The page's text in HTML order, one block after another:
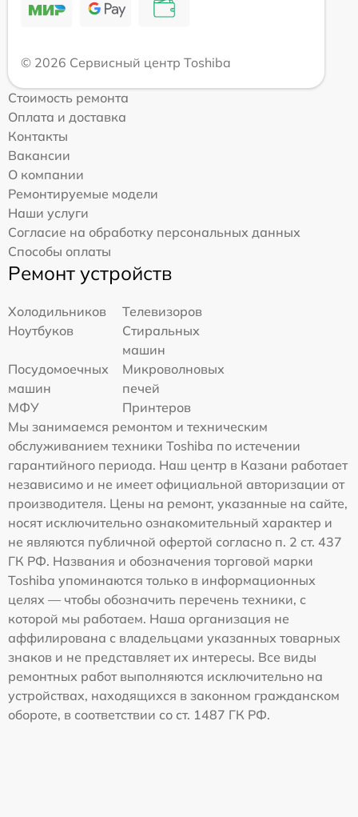
© 2026 Сервисный центр Toshiba
Стоимость ремонта
Оплата и доставка
Контакты
Вакансии
О компании
Ремонтируемые модели
Наши услуги
Согласие на обработку персональных данных
Способы оплаты
Ремонт устройств
Холодильников
Телевизоров
Ноутбуков
Стиральных
машин
Посудомоечных
машин
Микроволновых
печей
МФУ
Принтеров
Мы занимаемся ремонтом и техническим
обслуживанием техники Toshiba по истечении
гарантийного периода. Наш центр в Казани работает
независимо и не имеет официальной авторизации от
производителя. Цены на ремонт, указанные на сайте,
носят исключительно ознакомительный характер и
не являются публичной офертой согласно п. 2 ст. 437
ГК РФ. Названия и обозначения торговой марки
Toshiba упоминаются только в информационных
целях — чтобы обозначить перечень техники, с
которой мы работаем. Наша организация не
аффилирована с владельцами указанных товарных
знаков и не представляет их интересы. Все виды
ремонтных работ выполняются исключительно на
устройствах, находящихся в законном гражданском
обороте, в соответствии со ст. 1487 ГК РФ.